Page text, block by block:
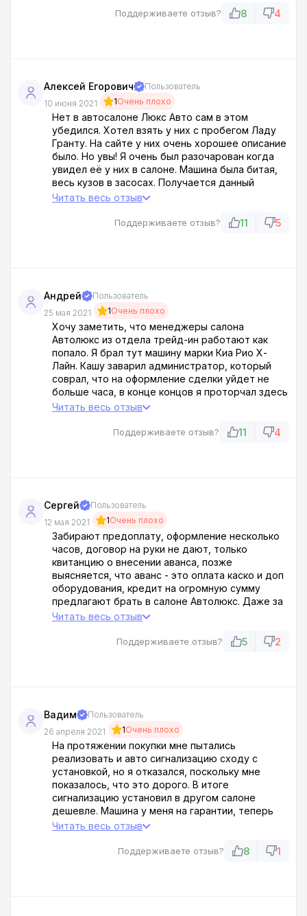
пробег составляет 100 тысяч километров, а
Поддерживаете отзыв? 8 4
Алексей Егорович
Пользователь
10 июня 2021
1Очень плохо
Нет в автосалоне Люкс Авто сам в этом
убедился. Хотел взять у них с пробегом Ладу
Гранту. На сайте у них очень хорошее описание
было. Но увы! Я очень был разочарован когда
увидел её у них в салоне. Машина была битая,
весь кузов в засосах. Получается данный
автосалон просто обычные мошенники! Все что
Читать весь отзыв
Поддерживаете отзыв? 11 5
Андрей
Пользователь
25 мая 2021
1Очень плохо
Хочу заметить, что менеджеры салона
Автолюкс из отдела трейд-ин работают как
попало. Я брал тут машину марки Киа Рио Х-
Лайн. Кашу заварил администратор, который
соврал, что на оформление сделки уйдет не
больше часа, в конце концов я проторчал здесь
до закрытия! Предыдущий владелец тачки не
менялось. В общем поездка к данному дилеру
Читать весь отзыв
Поддерживаете отзыв? 11 4
Сергей
Пользователь
12 мая 2021
1Очень плохо
Забирают предоплату, оформление несколько
часов, договор на руки не дают, только
квитанцию о внесении аванса, позже
выясняется, что аванс - это оплата каско и доп
оборудования, кредит на огромную сумму
предлагают брать в салоне Автолюкс. Даже за
наличку не берите. В договоре мелко пропишут,
оплатить! Как избежать? Просто не приезжайте
Читать весь отзыв
Поддерживаете отзыв? 5 2
Вадим
Пользователь
26 апреля 2021
1Очень плохо
На протяжении покупки мне пытались
реализовать и авто сигнализацию сходу с
установкой, но я отказался, поскольку мне
показалось, что это дорого. В итоге
сигнализацию установил в другом салоне
дешевле. Машина у меня на гарантии, теперь
при любой проблеме у машины, ссылаются на
причине мне в ремонте по гарантии
Читать весь отзыв
Поддерживаете отзыв? 8 1